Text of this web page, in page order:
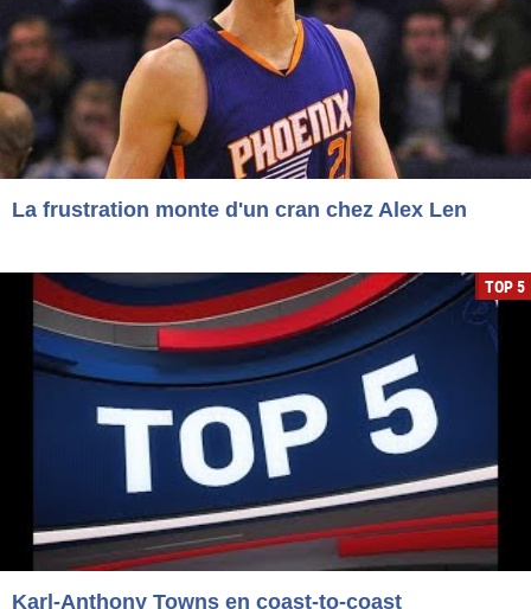
La frustration monte d'un cran chez Alex Len
TOP 5
Karl-Anthony Towns en coast-to-coast